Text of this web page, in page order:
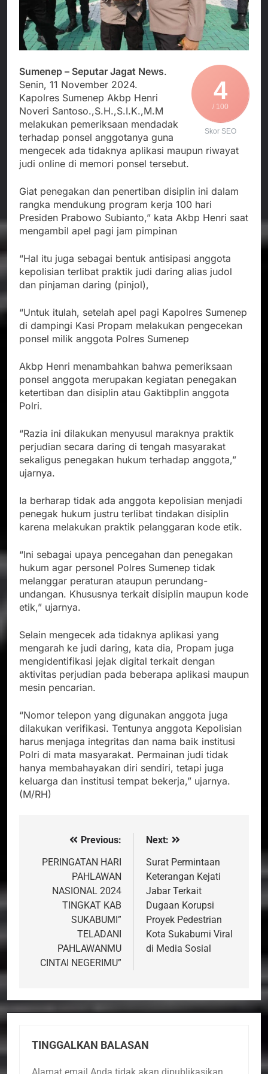
Posko Pusat Tg. Perak
Surabaya
melalui Komite Sekolah,
Disorot karena Dinilai
Bertentangan dengan
Edaran Disdik Jabar
Agustus 4, 2026
Ketua Umum FSP
Maritim Indonesia
Bantah Isu Mogok
Nasional TKBM: “Belum
Agustus 3, 2026
Tanah Sukaresmi: Kala
Mina Padi, P2L, dan
Gotong Royong
Menggerakkan Ekonomi
Desa
Agustus 3, 2026
Korban Tenggelam di
Perairan Giligenting
Ditemukan, Polisi
Pastikan Penanganan
Berjalan Sesuai
Prosedur
Agustus 3, 2026
4
/ 100
Skor SEO
Sumenep – Seputar Jagat News.
Senin, 11 November 2024.
Kapolres Sumenep Akbp Henri
Noveri Santoso.,S.H.,S.I.K.,M.M
melakukan pemeriksaan mendadak
terhadap ponsel anggotanya guna
mengecek ada tidaknya aplikasi maupun riwayat
judi online di memori ponsel tersebut.
Giat penegakan dan penertiban disiplin ini dalam
rangka mendukung program kerja 100 hari
Presiden Prabowo Subianto,” kata Akbp Henri saat
mengambil apel pagi jam pimpinan
“Hal itu juga sebagai bentuk antisipasi anggota
kepolisian terlibat praktik judi daring alias judol
dan pinjaman daring (pinjol),
“Untuk itulah, setelah apel pagi Kapolres Sumenep
di dampingi Kasi Propam melakukan pengecekan
ponsel milik anggota Polres Sumenep
Akbp Henri menambahkan bahwa pemeriksaan
ponsel anggota merupakan kegiatan penegakan
ketertiban dan disiplin atau Gaktibplin anggota
Polri.
“Razia ini dilakukan menyusul maraknya praktik
perjudian secara daring di tengah masyarakat
sekaligus penegakan hukum terhadap anggota,”
ujarnya.
Ia berharap tidak ada anggota kepolisian menjadi
penegak hukum justru terlibat tindakan disiplin
karena melakukan praktik pelanggaran kode etik.
“Ini sebagai upaya pencegahan dan penegakan
hukum agar personel Polres Sumenep tidak
melanggar peraturan ataupun perundang-
undangan. Khususnya terkait disiplin maupun kode
etik,” ujarnya.
Selain mengecek ada tidaknya aplikasi yang
mengarah ke judi daring, kata dia, Propam juga
mengidentifikasi jejak digital terkait dengan
aktivitas perjudian pada beberapa aplikasi maupun
mesin pencarian.
“Nomor telepon yang digunakan anggota juga
dilakukan verifikasi. Tentunya anggota Kepolisian
harus menjaga integritas dan nama baik institusi
Polri di mata masyarakat. Permainan judi tidak
hanya membahayakan diri sendiri, tetapi juga
keluarga dan institusi tempat bekerja,” ujarnya.
(M/RH)
Navigasi
pos
Previous:
PERINGATAN HARI
PAHLAWAN
NASIONAL 2024
TINGKAT KAB
SUKABUMI”
TELADANI
PAHLAWANMU
CINTAI NEGERIMU”
Next:
Surat Permintaan
Keterangan Kejati
Jabar Terkait
Dugaan Korupsi
Proyek Pedestrian
Kota Sukabumi Viral
di Media Sosial
TINGGALKAN BALASAN